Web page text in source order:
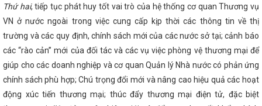
tầm giá trị cốt lõi” là Chủ đề cho ngày Thương hiệu Quốc gia
Công Thương: Tổ chức tiếp nhận Phó Chủ tịch Công đoàn
công tác năm 2025, triển khai nhiệm vụ 2026 của Đảng bộ Bộ
Thương đề xuất các giải pháp hỗ trợ doanh nghiệp, đảm bảo
phát triển kinh tế xã hội
Lan tỏa niềm tin thực hiện thắng
Gỡ khó cho doanh nghiệp trong vấn đề xuất
xuyên biên giới
Hà Tĩnh tổ chức trang trọng Lễ Kỷ niệm
Nguyễn Du
CĐN Công Thương Hà Tĩnh tổ chức chương
thức vẻ đẹp chính mình” nhân ngày Phụ nữ Việt Nam
chiến đấu và trưởng thành của Quân đội Nhân dân Việt Nam
Thứ hai, tiếp tục phát huy tốt vai trò của hệ thống cơ quan Thương vụ
VN ở nước ngoài trong việc cung cấp kịp thời các thông tin về thị
trường và các quy định, chính sách mới của các nước sở tại; cảnh báo
các “rào cản” mới của đối tác và các vụ việc phòng vệ thương mại để
giúp cho các doanh nghiệp và cơ quan Quản lý Nhà nước có phản ứng
chính sách phù hợp; Chú trọng đổi mới và nâng cao hiệu quả các hoạt
động xúc tiến thương mại; thúc đẩy thương mại điện tử, đặc biệt